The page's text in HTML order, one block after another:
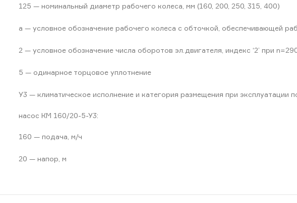
125 — номинальный диаметр рабочего колеса, мм (160, 200, 250, 315, 400)
а — условное обозначение рабочего колеса с обточкой, обеспечивающей
2 — условное обозначение числа оборотов эл.двигателя, индекс ‘2’ при
5 — одинарное торцовое уплотнение
У3 — климатическое исполнение и категория размещения при
насос КМ 160/20-5-У3:
160 — подача, м/ч
20 — напор, м